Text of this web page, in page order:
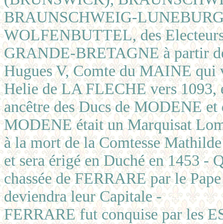
BRAUNSCHWEIG-
WOLFENBUTTEL, des
GRANDE-BRETAGNE à partir
Hugues V, Comte du MAINE
Helie de LA FLECHE vers
ancêtre des Ducs de MODENE
MODENE était un Marquisat
à la mort de la Comtesse
et sera érigé en Duché en 1453 -
chassée de FERRARE par le
deviendra leur Capitale -
FERRARE fut conquise par les